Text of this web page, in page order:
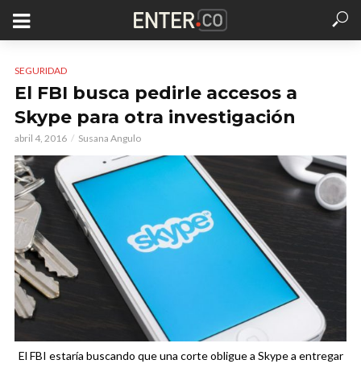
SEGURIDAD
El FBI busca pedirle accesos a
Skype para otra investigación
abril 4, 2016 Susana Angulo
El FBI estaría buscando que una corte obligue a Skype a entregar